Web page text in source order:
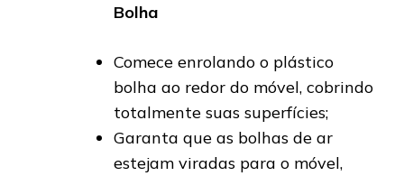
Bolha
Comece enrolando o plástico
bolha ao redor do móvel, cobrindo
totalmente suas superfícies;
Garanta que as bolhas de ar
estejam viradas para o móvel,